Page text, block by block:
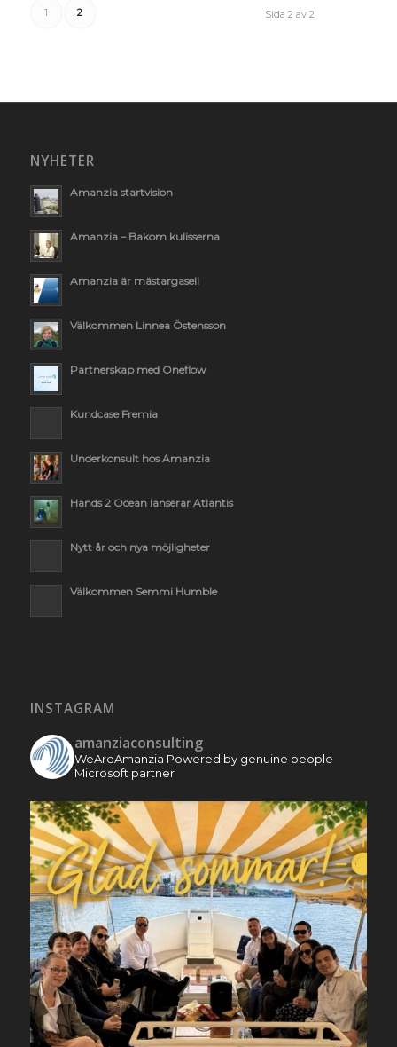
Sida 2 av 2
1 2
NYHETER
Amanzia startvision
Amanzia – Bakom kulisserna
Amanzia är mästargasell
Välkommen Linnea Östensson
Partnerskap med Oneflow
Kundcase Fremia
Underkonsult hos Amanzia
Hands 2 Ocean lanserar Atlantis
Nytt år och nya möjligheter
Välkommen Semmi Humble
INSTAGRAM
amanziaconsulting
WeAreAmanzia Powered by genuine people
Microsoft partner